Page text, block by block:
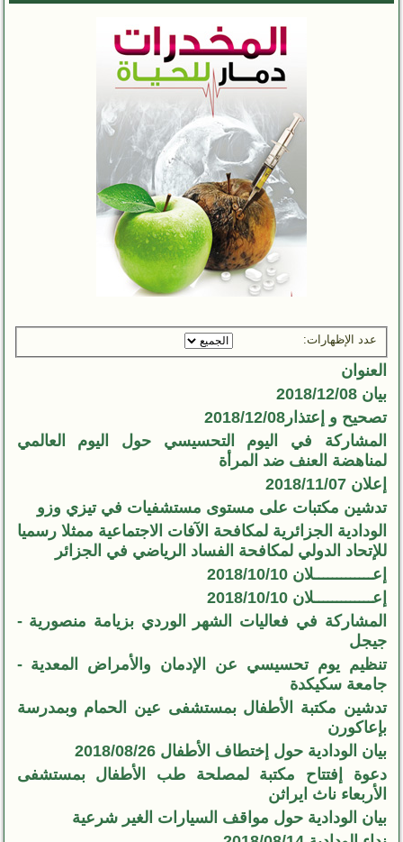
عدد الإظهارات:
العنوان
بيان 2018/12/08
تصحيح و إعتذار2018/12/08
المشاركة في اليوم التحسيسي حول اليوم العالمي
لمناهضة العنف ضد المرأة
إعلان 2018/11/07
تدشين مكتبات على مستوى مستشفيات في تيزي وزو
الودادية الجزائرية لمكافحة الآفات الاجتماعية ممثلا رسميا
للإتحاد الدولي لمكافحة الفساد الرياضي في الجزائر
إعـــــــــــــلان 2018/10/10
إعـــــــــــــلان 2018/10/10
المشاركة في فعاليات الشهر الوردي بزيامة منصورية -
جيجل
تنظيم يوم تحسيسي عن الإدمان والأمراض المعدية -
جامعة سكيكدة
تدشين مكتبة الأطفال بمستشفى عين الحمام وبمدرسة
بإعاكورن
بيان الودادية حول إختطاف الأطفال 2018/08/26
دعوة إفتتاح مكتبة لمصلحة طب الأطفال بمستشفى
الأربعاء ناث ايراثن
بيان الودادية حول مواقف السيارات الغير شرعية